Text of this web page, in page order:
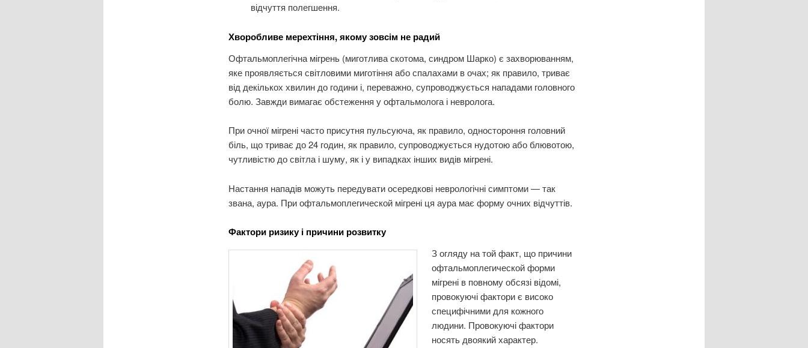
відчуття полегшення.
Хворобливе мерехтіння, якому зовсім не радий
Офтальмоплегічна мігрень (миготлива скотома, синдром Шарко) є захворюванням,
яке проявляється світловими миготіння або спалахами в очах; як правило, триває
від декількох хвилин до години і, переважно, супроводжується нападами головного
болю. Завжди вимагає обстеження у офтальмолога і невролога.
При очної мігрені часто присутня пульсуюча, як правило, одностороння головний
біль, що триває до 24 годин, як правило, супроводжується нудотою або блювотою,
чутливістю до світла і шуму, як і у випадках інших видів мігрені.
Настання нападів можуть передувати осередкові неврологічні симптоми — так
звана, аура. При офтальмоплегической мігрені ця аура має форму очних відчуттів.
Фактори ризику і причини розвитку
З огляду на той факт, що причини
офтальмоплегической форми
мігрені в повному обсязі відомі,
провокуючі фактори є високо
специфічними для кожного
людини. Провокуючі фактори
носять двоякий характер.